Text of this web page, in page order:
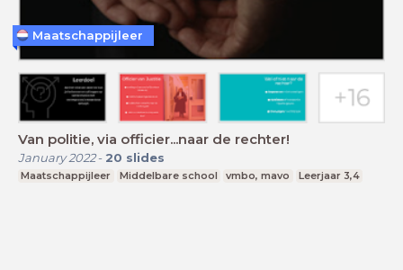
Van politie, via officier...naar de rechter!
January 2022- 20 slides
Maatschappijleer Middelbare school vmbo, mavo Leerjaar 3,4
Maatschappijleer